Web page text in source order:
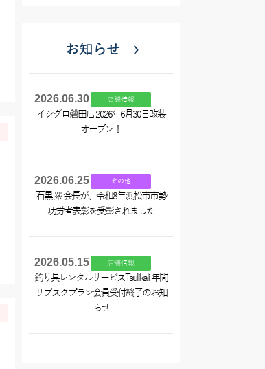
お知らせ
2026.06.30 店舗情報
イシグロ磐田店 2026年6月30日改装
オープン！
2026.06.25 その他
石黒 衆 会長が、令和8年浜松市市勢
功労者表彰を受彰されました
2026.05.15 店舗情報
釣り具レンタルサービスTsulikali 年間
サブスクプラン会員受付終了のお知
らせ